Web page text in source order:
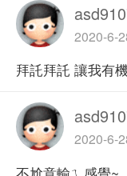
2020-6-
拜託拜託 讓我有
2020-6-